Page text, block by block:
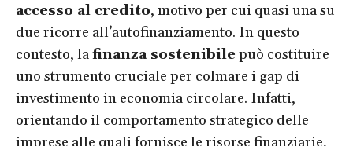
accesso al credito, motivo per cui quasi una su
due ricorre all’autofinanziamento. In questo
contesto, lafinanza sostenibile può costituire
uno strumento cruciale per colmare i gap di
investimento in economia circolare. Infatti,
orientando il comportamento strategico delle